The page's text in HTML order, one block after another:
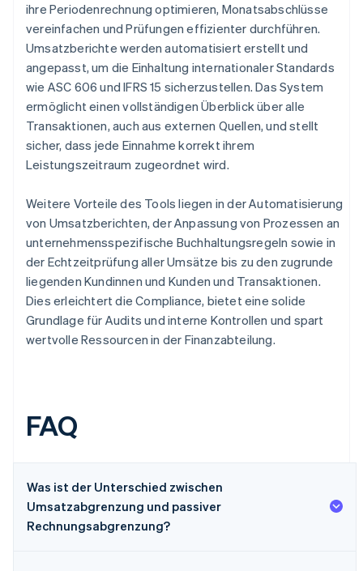
ihre Periodenrechnung optimieren, Monatsabschlüsse
vereinfachen und Prüfungen effizienter durchführen.
Umsatzberichte werden automatisiert erstellt und
angepasst, um die Einhaltung internationaler Standards
wie ASC 606 und IFRS 15 sicherzustellen. Das System
ermöglicht einen vollständigen Überblick über alle
Transaktionen, auch aus externen Quellen, und stellt
sicher, dass jede Einnahme korrekt ihrem
Leistungszeitraum zugeordnet wird.
Weitere Vorteile des Tools liegen in der Automatisierung
von Umsatzberichten, der Anpassung von Prozessen an
unternehmensspezifische Buchhaltungsregeln sowie in
der Echtzeitprüfung aller Umsätze bis zu den zugrunde
liegenden Kundinnen und Kunden und Transaktionen.
Dies erleichtert die Compliance, bietet eine solide
Grundlage für Audits und interne Kontrollen und spart
wertvolle Ressourcen in der Finanzabteilung.
FAQ
Was ist der Unterschied zwischen
Umsatzabgrenzung und passiver
Rechnungsabgrenzung?